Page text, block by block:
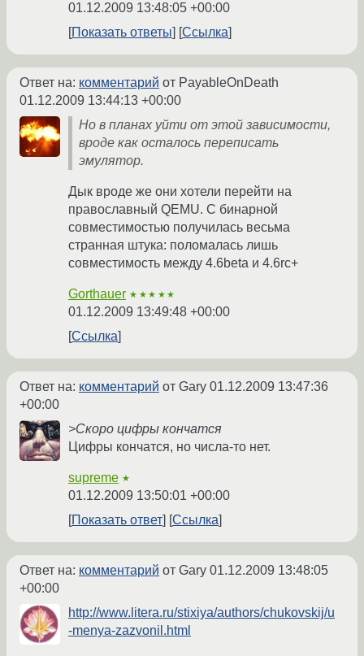
01.12.2009 13:48:05 +00:00
Показать ответы
Ссылка
Ответ на: комментарий от PayableOnDeath
01.12.2009 13:44:13 +00:00
Но в планах уйти от этой зависимости,
вроде как осталось переписать
эмулятор.
Дык вроде же они хотели перейти на
православный QEMU. С бинарной
совместимостью получилась весьма
странная штука: поломалась лишь
совместимость между 4.6beta и 4.6rc+
Gorthauer ★★★★★
01.12.2009 13:49:48 +00:00
Ссылка
Ответ на: комментарий от Gary 01.12.2009 13:47:36
+00:00
>Скоро цифры кончатся
Цифры кончатся, но числа-то нет.
supreme ★
01.12.2009 13:50:01 +00:00
Показать ответ
Ссылка
Ответ на: комментарий от Gary 01.12.2009 13:48:05
+00:00
http://www.litera.ru/stixiya/authors/chukovskij/u
-menya-zazvonil.html